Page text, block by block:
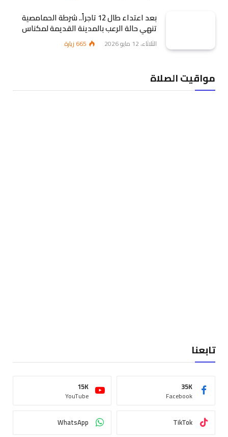
بعد اعتداء طال 12 تاجراً.. شرطة الحمامصية
تنهي حالة الرعب بالمدينة القديمة لمكناس
الثلاثاء، 12 مايو 2026 665 زيارة
مواقيت الصلاة
تابعنا
Facebook
35K
YouTube
15K
TikTok
WhatsApp